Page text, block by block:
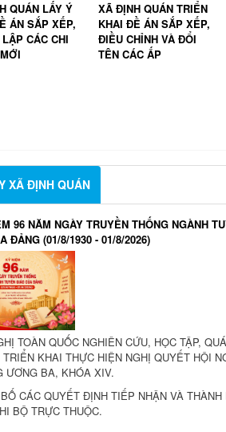
QUÁN TRIỂN
ÁN SẮP XẾP,
VÀ ĐỔI
ẤP
ĐẢNG ỦY XÃ ĐỊNH
QUÁN TRAO TẶNG HUY
HIỆU ĐẢNG ĐỢT
19/5/2026
XÃ ĐỊNH QUÁN
96 NĂM NGÀY TRUYỀN THỐNG NGÀNH
ĐẢNG (01/8/1930 - 01/8/2026)
TOÀN QUỐC NGHIÊN CỨU, HỌC TẬP,
TRIỂN KHAI THỰC HIỆN NGHỊ QUYẾT HỘI
ƯƠNG BA, KHÓA XIV.
CÁC QUYẾT ĐỊNH TIẾP NHẬN VÀ THÀNH
BỘ TRỰC THUỘC.